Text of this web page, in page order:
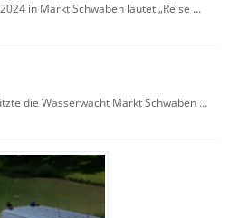
in Markt Schwaben lautet „Reise …
die Wasserwacht Markt Schwaben …